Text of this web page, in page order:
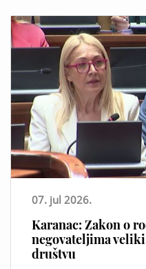
07. jul 2026.
Karanac: Zakon o
negovateljima
društvu